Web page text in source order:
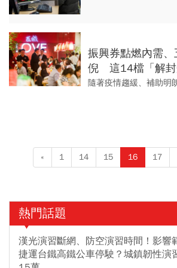
振興券點燃內需
倪 這14檔「解封
隨著疫情趨緩、補助明
« 1 14 15 16 17
熱門話題
漢光演習斷網、防空演習時間！影
捷運台鐵高鐵公車停駛？城鎮韌性演